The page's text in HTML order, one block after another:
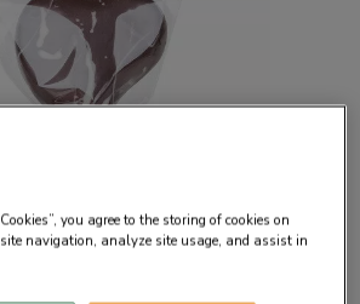
you agree to the storing of cookies on
site navigation, analyze site usage, and assist in